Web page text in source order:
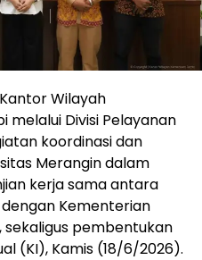
Wilayah
melalui Divisi Pelayanan
koordinasi dan
Merangin dalam
kerja sama antara
Kementerian
sekaligus pembentukan
(KI), Kamis (18/6/2026).